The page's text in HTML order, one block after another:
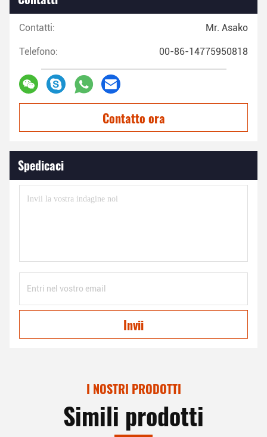
Contatti: Mr. Asako
Telefono: 00-86-14775950818
Contatto ora
Spedicaci
Invii
I NOSTRI PRODOTTI
Simili prodotti